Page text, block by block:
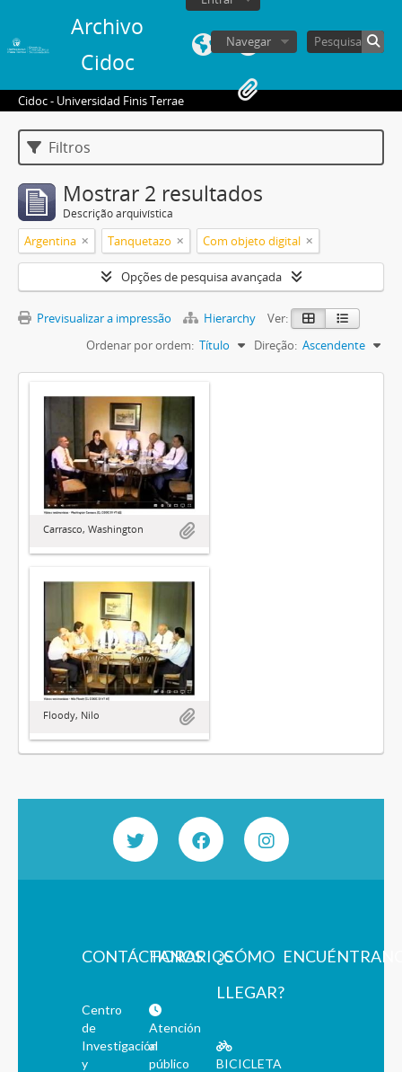
Archivo
Cidoc
Navegar
Cidoc - Universidad Finis Terrae
Filtros
Mostrar 2 resultados
Descrição arquivística
Argentina Tanquetazo Com objeto digital
Opções de pesquisa avançada
Previsualizar a impressão Hierarchy
Ver:
Ordenar por ordem: Título Direção: Ascendente
Carrasco, Washington
Floody, Nilo
CONTÁCTANOS
Centro
de
Investigación
y
HORARIOS
Atención
al
público
¿CÓMO
LLEGAR?
BICICLETA